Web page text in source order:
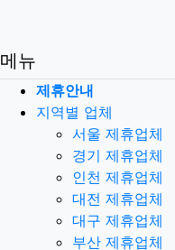
메뉴
제휴안내
지역별 업체
서울 제휴업체
경기 제휴업체
인천 제휴업체
대전 제휴업체
대구 제휴업체
부산 제휴업체